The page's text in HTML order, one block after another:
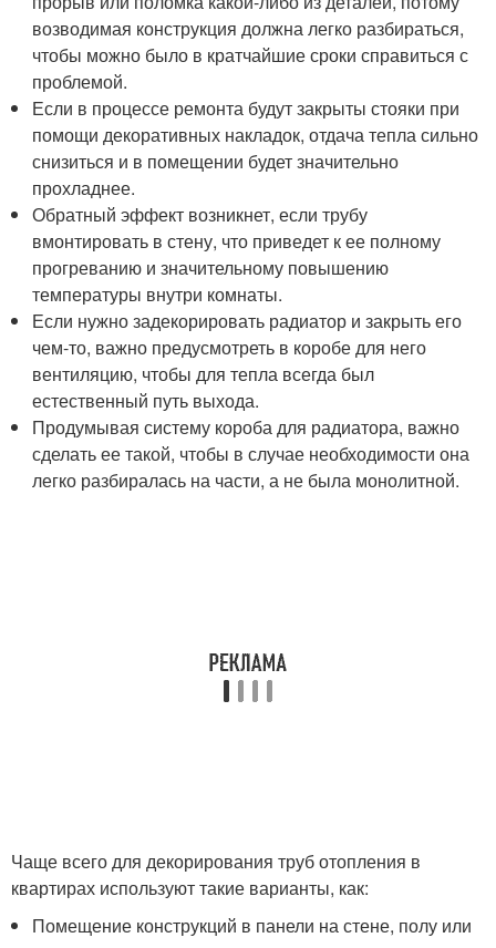
возводимая конструкция должна легко разбираться,
чтобы можно было в кратчайшие сроки справиться с
проблемой.
Если в процессе ремонта будут закрыты стояки при
помощи декоративных накладок, отдача тепла сильно
снизиться и в помещении будет значительно
прохладнее.
Обратный эффект возникнет, если трубу
вмонтировать в стену, что приведет к ее полному
прогреванию и значительному повышению
температуры внутри комнаты.
Если нужно задекорировать радиатор и закрыть его
чем-то, важно предусмотреть в коробе для него
вентиляцию, чтобы для тепла всегда был
естественный путь выхода.
Продумывая систему короба для радиатора, важно
сделать ее такой, чтобы в случае необходимости она
легко разбиралась на части, а не была монолитной.
Чаще всего для декорирования труб отопления в
квартирах используют такие варианты, как:
Помещение конструкций в панели на стене, полу или